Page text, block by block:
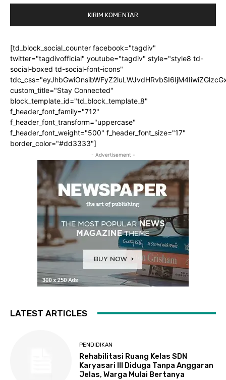
[td_block_social_counter facebook="tagdiv"
twitter="tagdivofficial" youtube="tagdiv" style="style8 td-
social-boxed td-social-font-icons"
custom_title="Stay Connected"
block_template_id="td_block_template_8"
f_header_font_family="712"
f_header_font_transform="uppercase"
f_header_font_weight="500" f_header_font_size="17"
border_color="#dd3333"]
- Advertisement -
LATEST ARTICLES
PENDIDIKAN
Rehabilitasi Ruang Kelas SDN
Karyasari III Diduga Tanpa Anggaran
Jelas, Warga Mulai Bertanya